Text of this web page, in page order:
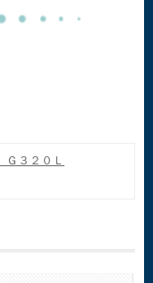
３２０Ｌ